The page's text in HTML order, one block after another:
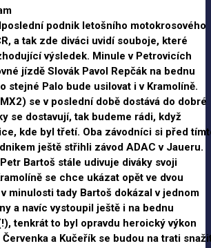
podnik letošního motokrosového
a tak zde diváci uvidí souboje, které
výsledek. Minule v Petrovicích
jízdě Slovák Pavol Repčák na bednu
stejné Palo bude usilovat i v Kramolíně.
se v poslední době dostává do dobré
se dostavují, tak budeme rádi, když
kde byl třetí. Oba závodníci si před
ještě střihli závod ADAC v Jaueru.
Bartoš stále udivuje diváky svoji
se chce ukázat opět ve dvou
minulosti tady Bartoš dokázal v jednom
a navíc vystoupil ještě i na bednu
tenkrát to byl opravdu heroický výkon
a Kučeřík se budou na trati